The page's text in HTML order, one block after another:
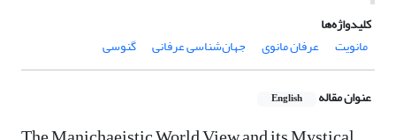
کلیدواژه‌ها
مانویت
عرفان مانوی جهان‌شناسی عرفانی گنوسی
عنوان مقاله English